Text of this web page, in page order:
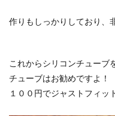
作りもしっかりしており、
これからシリコンチューブ
チューブはお勧めですよ！
１００円でジャストフィッ